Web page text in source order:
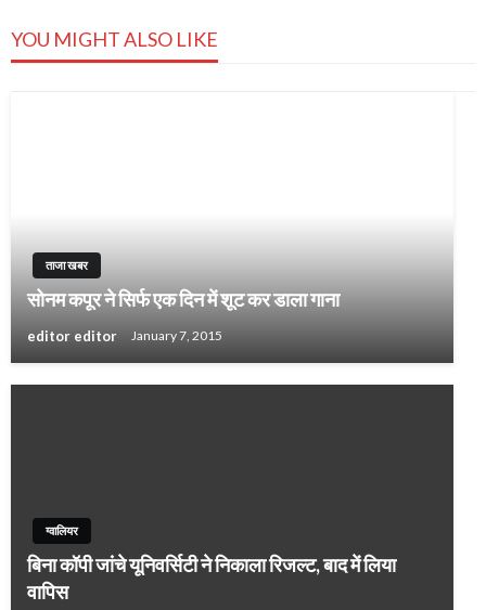
YOU MIGHT ALSO LIKE
ताजा खबर
सोनम कपूर ने सिर्फ एक दिन में शूट कर डाला गाना
editor editor January 7, 2015
ग्वालियर
बिना कॉपी जांचे यूनिवर्सिटी ने निकाला रिजल्ट, बाद में लिया
वापिस